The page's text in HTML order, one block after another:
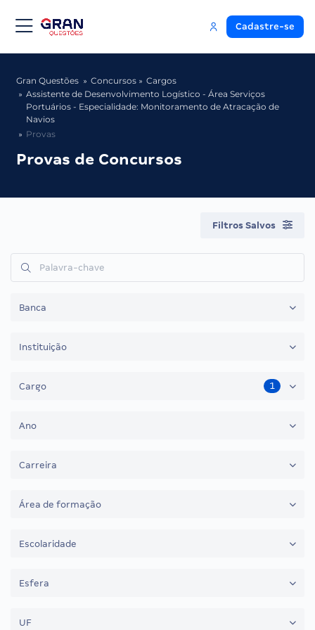
Cadastre-se
Gran Questões Concursos
Cargos
Assistente de Desenvolvimento Logístico - Área Serviços
Portuários - Especialidade: Monitoramento de Atracação de
Navios
Provas
Provas de Concursos
Filtros Salvos
Banca
Instituição
Cargo 1
Ano
Carreira
Área de formação
Escolaridade
Esfera
UF